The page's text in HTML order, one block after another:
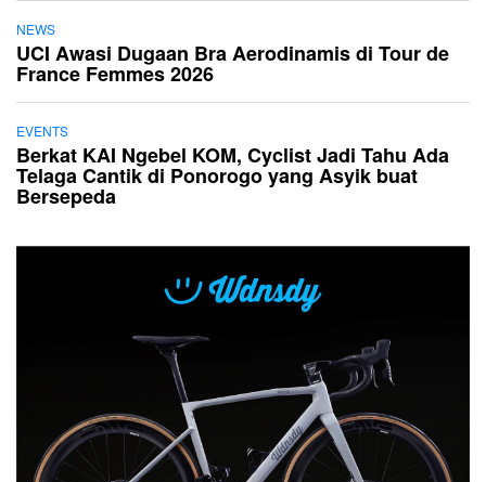
NEWS
UCI Awasi Dugaan Bra Aerodinamis di Tour de
France Femmes 2026
EVENTS
Berkat KAI Ngebel KOM, Cyclist Jadi Tahu Ada
Telaga Cantik di Ponorogo yang Asyik buat
Bersepeda